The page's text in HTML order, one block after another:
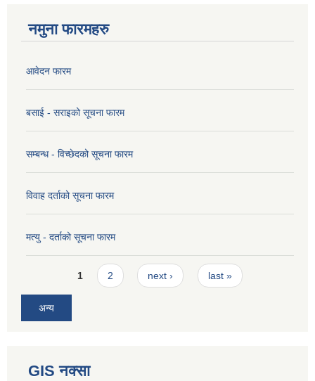
नमुना फारमहरु
आवेदन फारम
बसाई - सराइको सूचना फारम
सम्बन्ध - विच्छेदको सूचना फारम
विवाह दर्ताको सूचना फारम
मत्यु - दर्ताको सूचना फारम
Pages1 2 next › last »
अन्य
GIS नक्सा